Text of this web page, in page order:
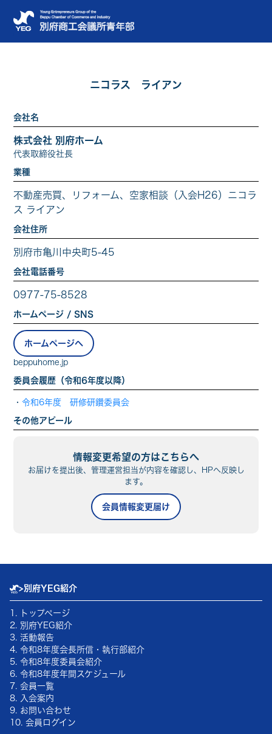
ニコラス ライアン
会社名
株式会社 別府ホーム
代表取締役社長
業種
不動産売買、リフォーム、空家相談（入会H26）ニコラ
ス ライアン
会社住所
別府市亀川中央町5-45
会社電話番号
0977-75-8528
ホームページ / SNS
ホームページへ
beppuhome.jp
委員会履歴（令和6年度以降）
・ 令和6年度 研修研鑽委員会
その他アピール
情報変更希望の方はこちらへ
お届けを提出後、管理運営担当が内容を確認し、HPへ反映し
ます。
会員情報変更届け
>別府YEG紹介
1. トップページ
2. 別府YEG紹介
3. 活動報告
4. 令和8年度会長所信・執行部紹介
5. 令和8年度委員会紹介
6. 令和8年度年間スケジュール
7. 会員一覧
8. 入会案内
9. お問い合わせ
10. 会員ログイン